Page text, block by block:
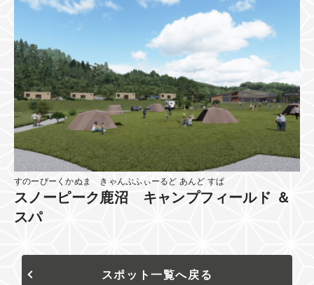
すのーぴーくかぬま きゃんぷふぃーるど あんど すぱ
スノーピーク鹿沼 キャンプフィールド ＆
スパ
スポット一覧へ戻る